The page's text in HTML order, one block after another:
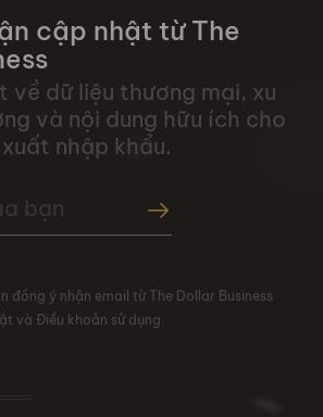
cập nhật từ The
về dữ liệu thương mại, xu
và nội dung hữu ích cho
nhập khẩu.
đồng ý nhận email từ The Dollar Business
và Điều khoản sử dụng.